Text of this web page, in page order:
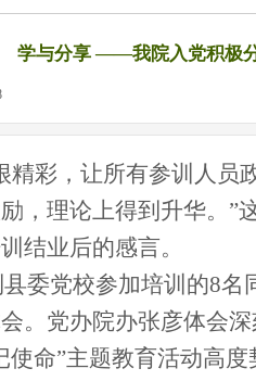
学与分享 ——我院入党积极
精彩，让所有参训人员
，理论上得到升华。”
结业后的感言。
委党校参加培训的8名
。党办院办张彦体会
使命”主题教育活动高